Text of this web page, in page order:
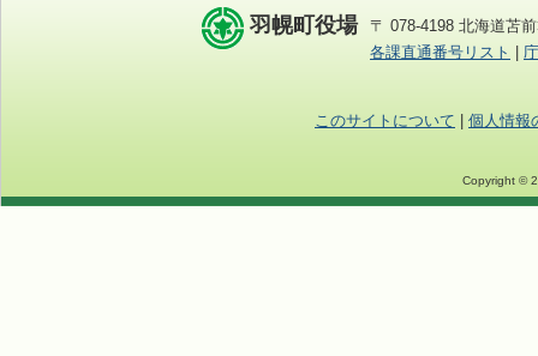
羽幌町役場
〒 078-4198 北海道苫
各課直通番号リスト
このサイトについて 個人情報
Copyright ©